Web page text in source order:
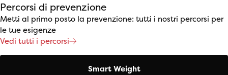
Percorsi di prevenzione
Metti al primo posto la prevenzione: tutti i nostri percorsi per
le tue esigenze
Vedi tutti i percorsi
Smart Weight